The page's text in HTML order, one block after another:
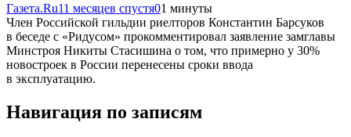
Газета.Ru11 месяцев спустя01 минуты
Член Российской гильдии риелторов Константин Барсуков
в беседе с «Ридусом» прокомментировал заявление замглавы
Минстроя Никиты Стасишина о том, что примерно у 30%
новостроек в России перенесены сроки ввода
в эксплуатацию.
Навигация по записям